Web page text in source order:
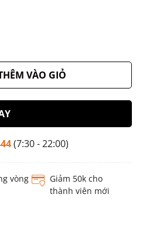
VÀO GIỎ
(7:30 - 22:00)
vòng
Giảm 50k cho
thành viên mới